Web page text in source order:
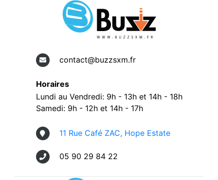
contact@buzzsxm.fr
Horaires
Lundi au Vendredi: 9h - 13h et 14h - 18h
Samedi: 9h - 12h et 14h - 17h
11 Rue Café ZAC, Hope Estate
05 90 29 84 22